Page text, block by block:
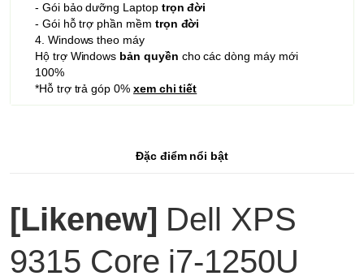
- Gói bảo dưỡng Laptop trọn đời
- Gói hỗ trợ phần mềm trọn đời
4. Windows theo máy
Hộ trợ Windows bản quyền cho các dòng máy mới
100%
*Hỗ trợ trả góp 0% xem chi tiết
Đặc điểm nổi bật
[Likenew] Dell XPS
9315 Core i7-1250U